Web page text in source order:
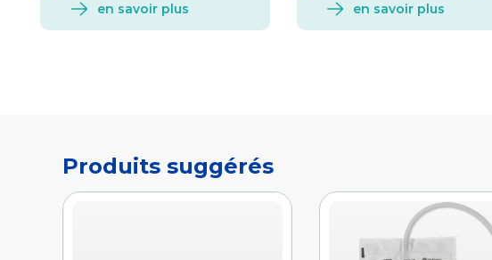
en savoir plus en savoir plus